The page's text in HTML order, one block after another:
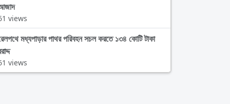
views
মধ্যপাড়ার পাথর পরিবহন সচল করতে ১৩৪ কোটি টাকা
views